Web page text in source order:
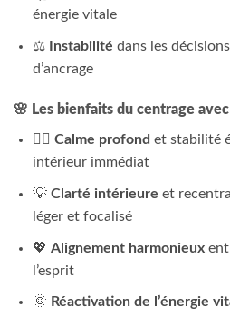
énergie vitale
⚖️ Instabilité dans les
d’ancrage
🌸 Les bienfaits du centrage
🧘‍♀️ Calme profond et stabilité
intérieur immédiat
💡 Clarté intérieure et
léger et focalisé
💖 Alignement harmonieux
l’esprit
🌞 Réactivation de l’énergie